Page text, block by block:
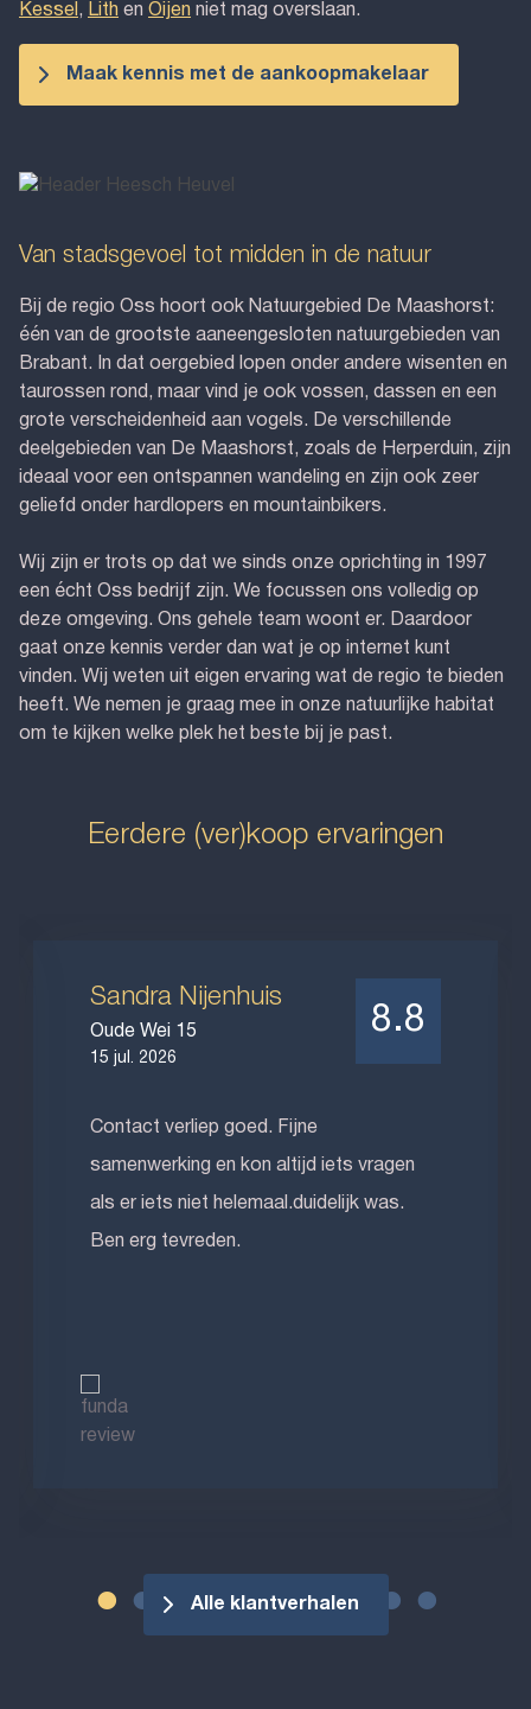
Kessel , Lith en Oijen niet mag overslaan.
Maak kennis met de aankoopmakelaar
Van stadsgevoel tot midden in de natuur
Bij de regio Oss hoort ook Natuurgebied De Maashorst:
één van de grootste aaneengesloten natuurgebieden van
Brabant. In dat oergebied lopen onder andere wisenten en
taurossen rond, maar vind je ook vossen, dassen en een
grote verscheidenheid aan vogels. De verschillende
deelgebieden van De Maashorst, zoals de Herperduin, zijn
ideaal voor een ontspannen wandeling en zijn ook zeer
geliefd onder hardlopers en mountainbikers.
Wij zijn er trots op dat we sinds onze oprichting in 1997
een écht Oss bedrijf zijn. We focussen ons volledig op
deze omgeving. Ons gehele team woont er. Daardoor
gaat onze kennis verder dan wat je op internet kunt
vinden. Wij weten uit eigen ervaring wat de regio te bieden
heeft. We nemen je graag mee in onze natuurlijke habitat
om te kijken welke plek het beste bij je past.
Eerdere (ver)koop ervaringen
Sandra Nijenhuis
Oude Wei 15
15 jul. 2026
8.8
Contact verliep goed. Fijne
samenwerking en kon altijd iets vragen
als er iets niet helemaal.duidelijk was.
Ben erg tevreden.
Alle klantverhalen